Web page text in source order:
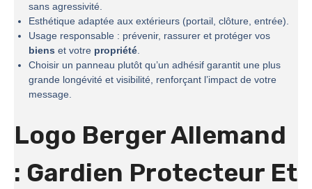
sans agressivité.
Esthétique adaptée aux extérieurs (portail, clôture, entrée).
Usage responsable : prévenir, rassurer et protéger vos
biens et votre propriété.
Choisir un panneau plutôt qu’un adhésif garantit une plus
grande longévité et visibilité, renforçant l’impact de votre
message.
Logo Berger Allemand
: Gardien Protecteur Et